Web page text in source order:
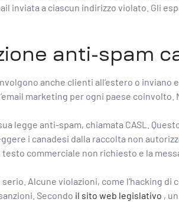
inviata a ciascun indirizzo violato. Gli
anti-spam
anche clienti all’estero o
marketing per ogni paese
legge anti-spam, chiamata CASL.
i canadesi dalla raccolta non
commerciale non richiesto e la
serio. Alcune violazioni, come l’hacking
Secondo il sito web legislativo ,